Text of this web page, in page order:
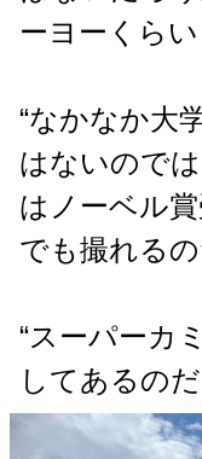
ーヨーくら
“なかなか大
はないので
はノーベル
でも撮れるの
“スーパーカ
してあるのだ